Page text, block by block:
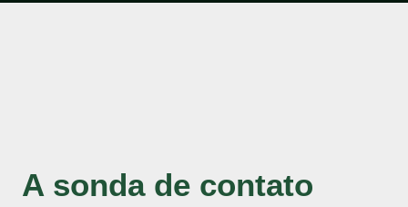
A sonda de contato